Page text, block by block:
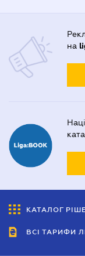
на
КАТАЛОГ
ВСІ ТАРИФИ